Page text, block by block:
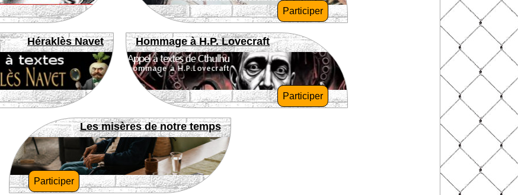
Participer
Héraklès Navet Hommage à H.P. Lovecraft
Participer
Les misères de notre temps
Participer